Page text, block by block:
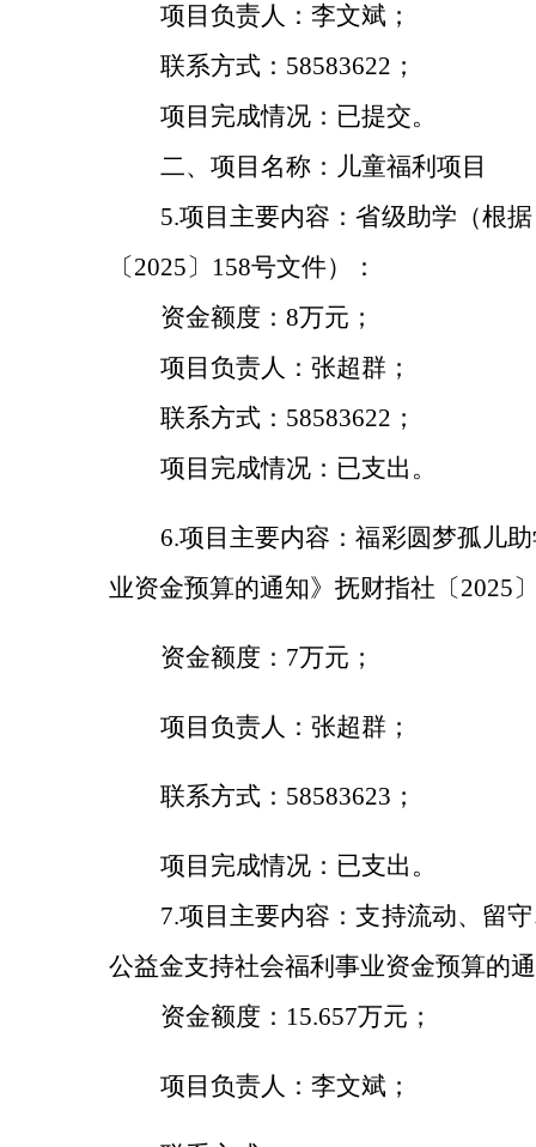
项目负责人： 李文斌 ；
联系方式： 58583622；
项目完成情况：已提交。
二、项目名称：儿童福利项目
5.项目主要内容：省级助学（根
〔2025〕 158号文件）：
资金额度： 8万元；
项目负责人： 张超群 ；
联系方式： 58583622；
项目完成情况： 已支出 。
6.项目主要内容：福彩圆梦孤儿
业资金预算的通知》抚财指社〔2025
资金额度： 7万元；
项目负责人：张超群；
联系方式： 58583623；
项目完成情况：已支出 。
7.项目主要内容：支持流动、留
公益金支持社会福利事业资金预算的
资金额度： 15.657万元；
项目负责人： 李文斌 ；